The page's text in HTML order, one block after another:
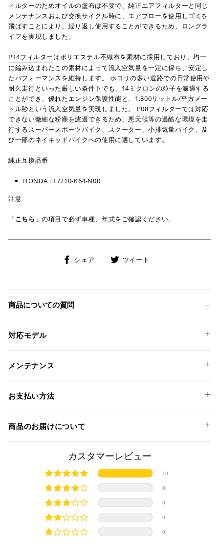
ィルターのためオイルの塗布は不要で、純正エアフィルターと同じ
メンテナンスおよび交換サイクル時に、エアブローを使用しゴミを
飛ばすことにより、繰り返し使用することができるため、ロングラ
イフを実現しました。
P14フィルターはポリエステル不織布を素材に採用しており、均一
に編み込まれたこの素材によって流入空気量を一定に保ち、安定し
たパフォーマンスを維持します。 ホコリの多い道路での日常使用や
耐久走行といった厳しい条件下でも、14ミクロンの粒子を濾過する
ことができ、優れたエンジン保護性能と、1,800リットル/平方メー
トル秒という流入空気量を実現しました。 P08フィルターでは対応
できない微細な粉塵を濾過できるため、悪天候等の過酷な環境を走
行するスーパースポーツバイク、スクーター、小排気量バイク、及
び一部のネイキッドバイクへの使用に適しています。
純正互換品番
HONDA : 17210-K64-N00
注意
「こちら 」の項目で必ず車種、年式をご確認ください。
シェア
Facebook
ェ
る
ツイート
稿
商品についての質問
対応モデル
HONDA
CBR 250 RR '17-24
メンテナンス
お支払い方法
クレジットカード
上記クレジットカードをご利用頂けます。
分割払い、リボ払い、3Dセキュア対応カードをご利用の
際は、『クレジットカード決済(3Dセキュア) - SBPS』を
ご選択ください。
対応支払回数について以下の通りです。
商品のお届けについて
商品発送までの日数について
ご希望商品の在庫状況により異なります。 詳しくは該当商品
ページよりご希望のカラー、材質等(オプションがある場合)を
選択後に表示される納期をご確認ください。
国内在庫ありの場合
・平日16時までのご注文、お支払い完了で即日発送いたしま
カスタマーレビュー
10
0
0
0
0